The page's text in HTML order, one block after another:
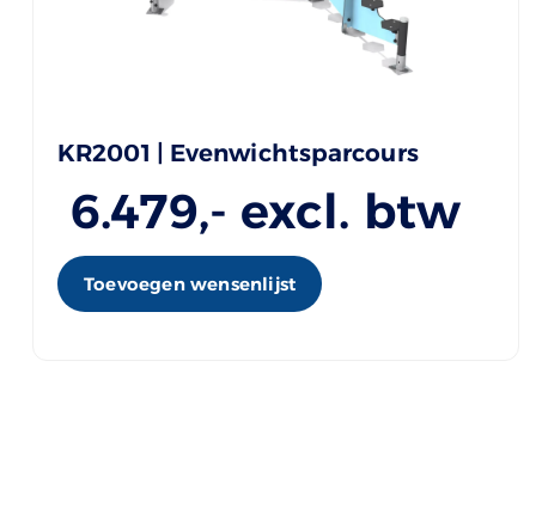
KR2001 | Evenwichtsparcours
6.479,- excl. btw
Toevoegen wensenlijst